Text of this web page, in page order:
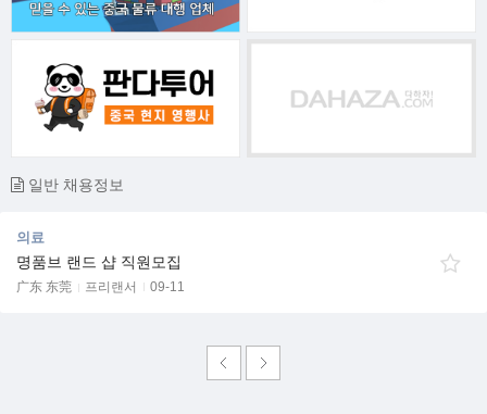
일반 채용정보
의료
명품브 랜드 샵 직원모집
广东 东莞 프리랜서 09-11